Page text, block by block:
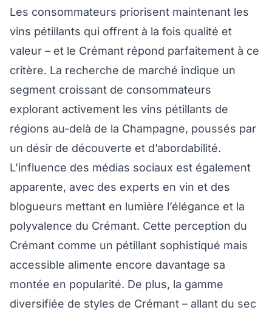
Les consommateurs priorisent maintenant les
vins pétillants qui offrent à la fois qualité et
valeur – et le Crémant répond parfaitement à ce
critère. La recherche de marché indique un
segment croissant de consommateurs
explorant activement les vins pétillants de
régions au-delà de la Champagne, poussés par
un désir de découverte et d’abordabilité.
L’influence des médias sociaux est également
apparente, avec des experts en vin et des
blogueurs mettant en lumière l’élégance et la
polyvalence du Crémant. Cette perception du
Crémant comme un pétillant sophistiqué mais
accessible alimente encore davantage sa
montée en popularité. De plus, la gamme
diversifiée de styles de Crémant – allant du sec